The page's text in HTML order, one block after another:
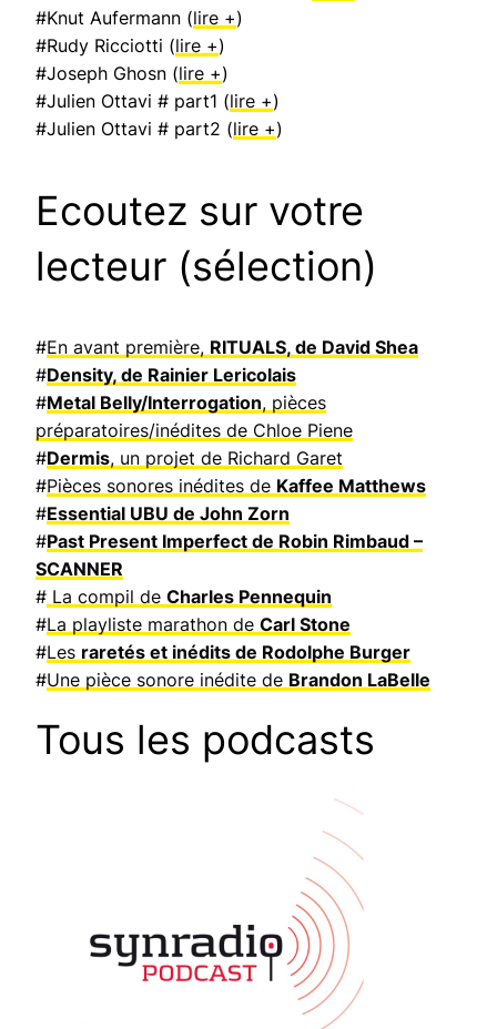
#Knut Aufermann (lire +)
#Rudy Ricciotti (lire +)
#Joseph Ghosn (lire +)
#Julien Ottavi # part1 (lire +)
#Julien Ottavi # part2 (lire +)
Ecoutez sur votre
lecteur (sélection)
#En avant première, RITUALS, de David Shea
#Density, de Rainier Lericolais
#Metal Belly/Interrogation, pièces
préparatoires/inédites de Chloe Piene
#Dermis, un projet de Richard Garet
#Pièces sonores inédites de Kaffee Matthews
#Essential UBU de John Zorn
#Past Present Imperfect de Robin Rimbaud –
SCANNER
# La compil de Charles Pennequin
#La playliste marathon de Carl Stone
#Les raretés et inédits de Rodolphe Burger
#Une pièce sonore inédite de Brandon LaBelle
Tous les podcasts